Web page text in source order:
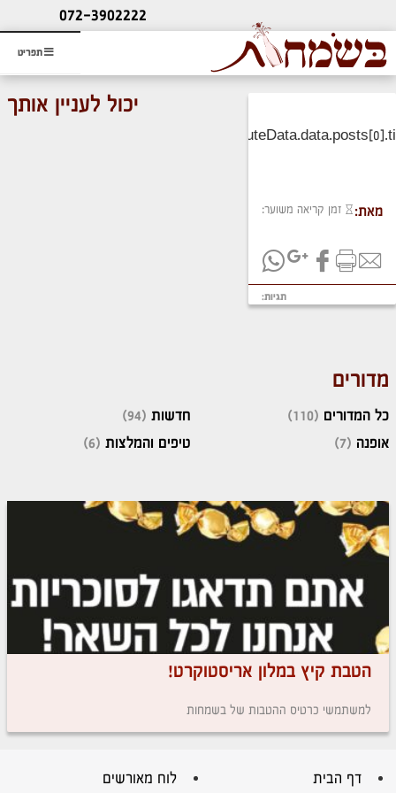
תפריט
ליעוץ חינם
והזמנת כרטיס שמחות
072-3902222
מאת: זמן קריאה משוער:
תגיות:
יכול לעניין אותך
מדורים
כל המדורים (110)
אופנה (7)
חדשות (94)
טיפים והמלצות (6)
הטבת קיץ במלון אריסטוקרט!
למשתמשי כרטיס ההטבות של בשמחות
דף הבית לוח מאורשים